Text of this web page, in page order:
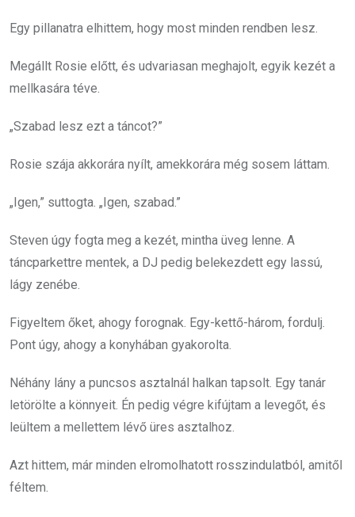
Egy pillanatra elhittem, hogy most minden rendben lesz.
Megállt Rosie előtt, és udvariasan meghajolt, egyik kezét a
mellkasára téve.
„Szabad lesz ezt a táncot?”
Rosie szája akkorára nyílt, amekkorára még sosem láttam.
„Igen,” suttogta. „Igen, szabad.”
Steven úgy fogta meg a kezét, mintha üveg lenne. A
táncparkettre mentek, a DJ pedig belekezdett egy lassú,
lágy zenébe.
Figyeltem őket, ahogy forognak. Egy-kettő-három, fordulj.
Pont úgy, ahogy a konyhában gyakorolta.
Néhány lány a puncsos asztalnál halkan tapsolt. Egy tanár
letörölte a könnyeit. Én pedig végre kifújtam a levegőt, és
leültem a mellettem lévő üres asztalhoz.
Azt hittem, már minden elromolhatott rosszindulatból, amitől
féltem.